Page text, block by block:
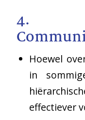
4.
Hoewel
in
effectiever